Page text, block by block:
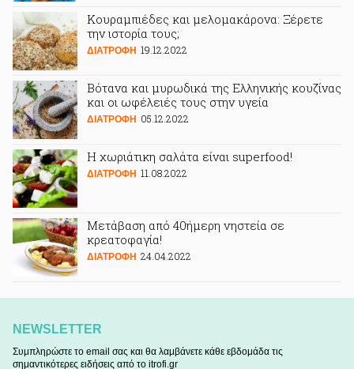
Κουραμπιέδες και μελομακάρονα: Ξέρετε
την ιστορία τους;
ΔΙΑΤΡΟΦΗ 19.12.2022
Βότανα και μυρωδικά της Ελληνικής κουζίνας
και οι ωφέλειές τους στην υγεία
ΔΙΑΤΡΟΦΗ 05.12.2022
Η χωριάτικη σαλάτα είναι superfood!
ΔΙΑΤΡΟΦΗ 11.08.2022
Μετάβαση από 40ήμερη νηστεία σε
κρεατοφαγία!
ΔΙΑΤΡΟΦΗ 24.04.2022
NEWSLETTER
Συμπληρώστε το email σας και θα λαμβάνετε κάθε εβδομάδα τις
σημαντικότερες ειδήσεις από το itrofi.gr